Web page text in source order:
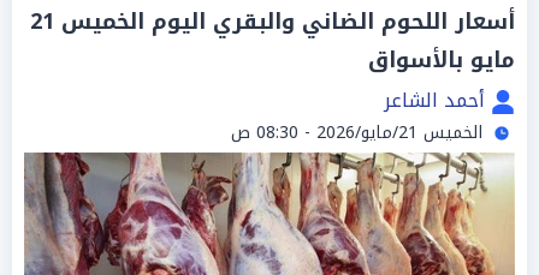
أسعار اللحوم الضاني والبقري اليوم الخميس 21
مايو بالأسواق
أحمد الشاعر
الخميس 21/مايو/2026 - 08:30 ص